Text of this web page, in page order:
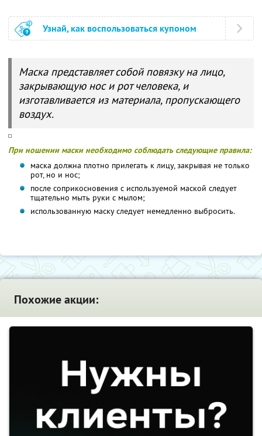
Узнай, как воспользоваться купоном
Маска представляет собой повязку на лицо,
закрывающую нос и рот человека, и
изготавливается из материала, пропускающего
воздух.
При ношении маски необходимо соблюдать следующие правила:
маска должна плотно прилегать к лицу, закрывая не только
рот, но и нос;
после соприкосновения с используемой маской следует
тщательно мыть руки с мылом;
использованную маску следует немедленно выбросить.
Похожие акции: